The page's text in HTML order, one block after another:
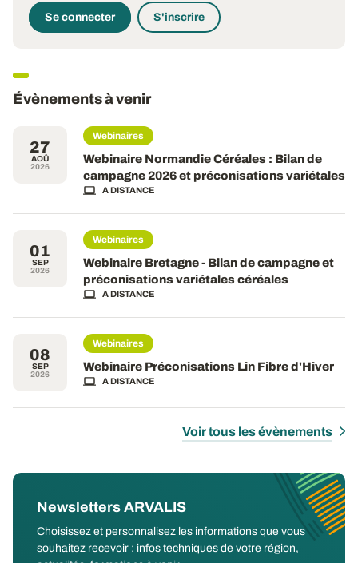
Se connecter S'inscrire
Évènements à venir
27
AOÛ
2026
Webinaires
Webinaire Normandie Céréales : Bilan de
campagne 2026 et préconisations variétales
A DISTANCE
01
SEP
2026
Webinaires
Webinaire Bretagne - Bilan de campagne et
préconisations variétales céréales
A DISTANCE
08
SEP
2026
Webinaires
Webinaire Préconisations Lin Fibre d'Hiver
A DISTANCE
Voir tous les évènements
Newsletters ARVALIS
Choisissez et personnalisez les informations que vous
souhaitez recevoir : infos techniques de votre région,